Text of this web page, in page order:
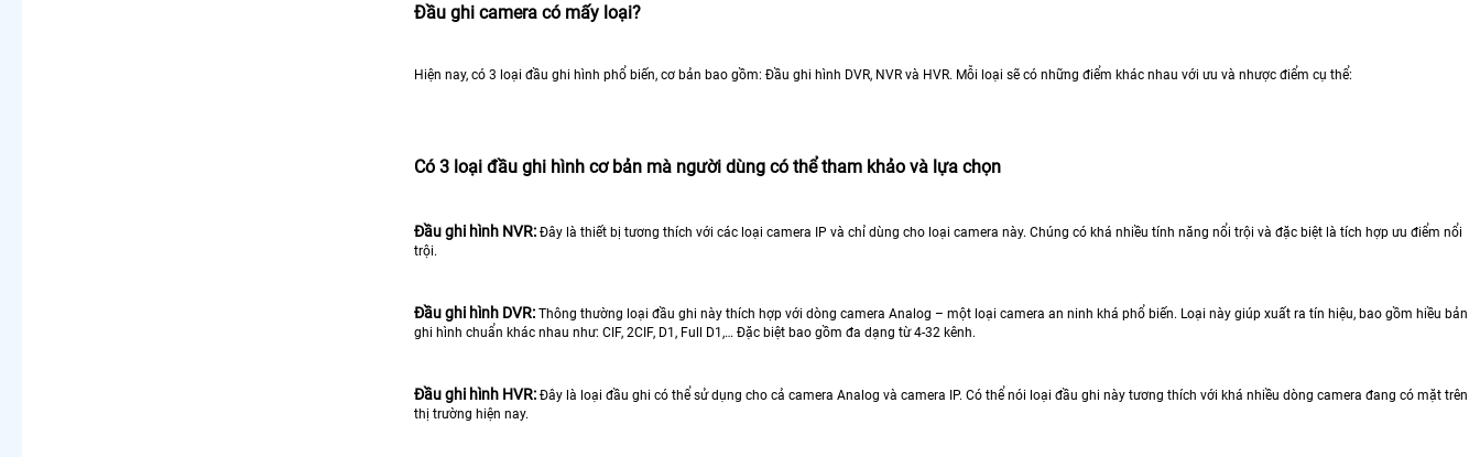
Đầu ghi camera có mấy loại?
Hiện nay, có 3 loại đầu ghi hình phổ biến, cơ bản bao gồm: Đầu ghi hình DVR, NVR và HVR. Mỗi loại sẽ có những điểm khác nhau với ưu và nhược điểm cụ thể:
Có 3 loại đầu ghi hình cơ bản mà người dùng có thể tham khảo và lựa chọn
Đầu ghi hình NVR: Đây là thiết bị tương thích với các loại camera IP và chỉ dùng cho loại camera này. Chúng có khá nhiều tính năng nổi trội và đặc biệt là tích hợp ưu điểm nổi
trội.
Đầu ghi hình DVR: Thông thường loại đầu ghi này thích hợp với dòng camera Analog – một loại camera an ninh khá phổ biến. Loại này giúp xuất ra tín hiệu, bao gồm hiều bản
ghi hình chuẩn khác nhau như: CIF, 2CIF, D1, Full D1,… Đặc biệt bao gồm đa dạng từ 4-32 kênh.
Đầu ghi hình HVR: Đây là loại đầu ghi có thể sử dụng cho cả camera Analog và camera IP. Có thể nói loại đầu ghi này tương thích với khá nhiều dòng camera đang có mặt trên
thị trường hiện nay.